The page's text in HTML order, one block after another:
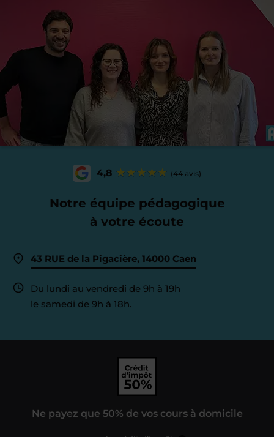
4,8 (44 avis)
Notre équipe pédagogique
à votre écoute
43 RUE de la Pigacière, 14000 Caen
Du lundi au vendredi de 9h à 19h
le samedi de 9h à 18h.
Ne payez que 50% de vos cours à domicile